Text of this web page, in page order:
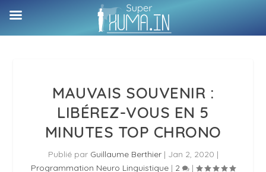
MAUVAIS SOUVENIR :
LIBÉREZ-VOUS EN 5
MINUTES TOP CHRONO
Publié par Guillaume Berthier| Jan 2, 2020 |
Programmation Neuro Linguistique | 2 |